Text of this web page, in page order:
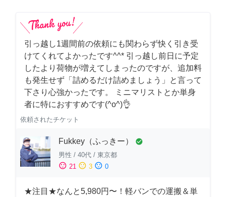
引っ越し1週間前の依頼にも関わらず快く引き受
けてくれてよかったです^^* 引っ越し前日に予定
したより荷物が増えてしまったのですが、追加料
も発生せず「詰めるだけ詰めましょう」と言って
下さり心強かったです。 ミニマリストとか単身
者に特におすすめです(^o^)👌
依頼されたチケット
Fukkey（ふっきー） check_circle
男性 / 40代 / 東京都
sentiment_satisfied 21 sentiment_neutral 3 sentiment_dissatisfied 0
★注目★なんと5,980円〜！軽バンでの運搬＆単